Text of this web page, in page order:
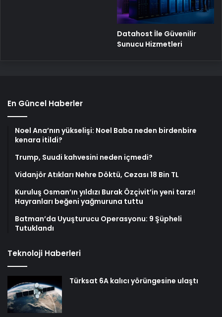
Datahost İle Güvenilir
Sunucu Hizmetleri
En Güncel Haberler
Noel Ana’nın yükselişi: Noel Baba neden birdenbire
kenara itildi?
Trump, Suudi kahvesini neden içmedi?
Vidanjör Atıkları Nehre Döktü, Cezası 18 Bin TL
Kuruluş Osman’ın yıldızı Burak Özçivit’in yeni tarzı!
Hayranları beğeni yağmuruna tuttu
Batman’da Uyuşturucu Operasyonu: 9 Şüpheli
Tutuklandı
Teknoloji Haberleri
Türksat 6A kalıcı yörüngesine ulaştı